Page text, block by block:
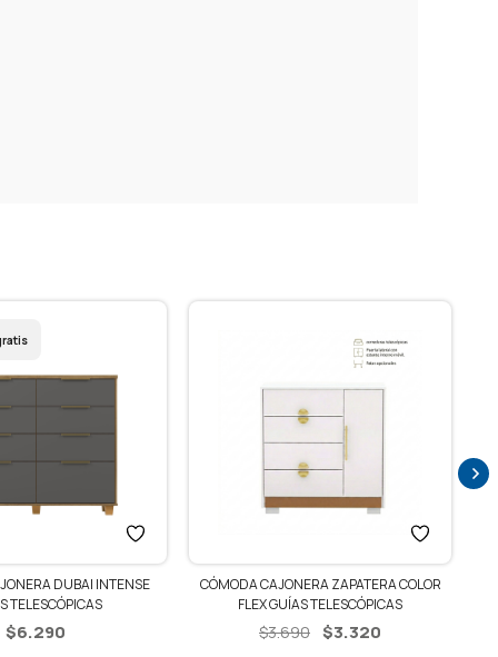
DUBAI INTENSE
TELESCÓPICAS
$6.290
CÓMODA CAJONERA ZAPATERA COLOR
FLEX GUÍAS TELESCÓPICAS
$3.690 El
$3.320